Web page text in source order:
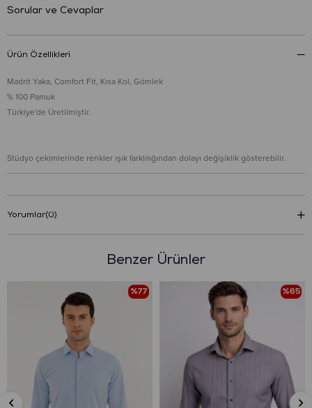
Sorular ve Cevaplar
Ürün Özellikleri
Madrit Yaka, Comfort Fit, Kısa Kol, Gömlek
% 100 Pamuk
Türkiye'de Üretilmiştir.
Stüdyo çekimlerinde renkler ışık farklılığından dolayı değişiklik gösterebilir.
Yorumlar(0)
Benzer Ürünler
%77 %65